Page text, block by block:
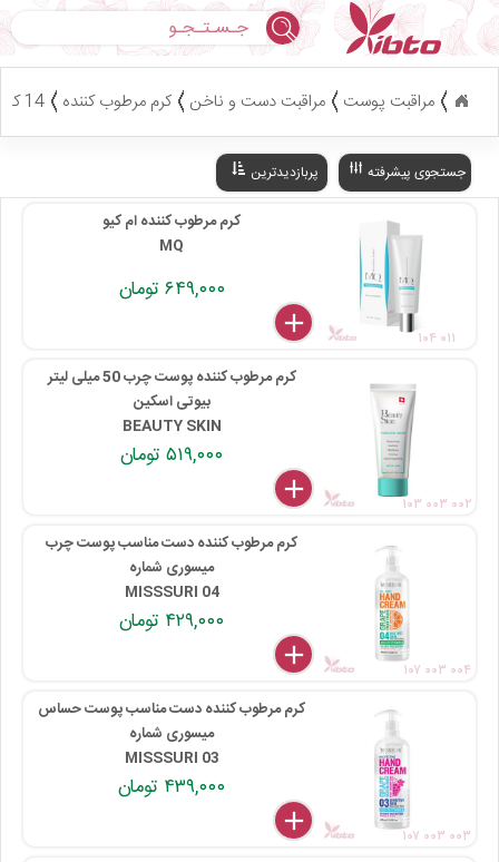
جستجو
مراقبت پوست مراقبت دست و ناخن کرم مرطوب کننده 14 کالا
جستجوی پیشرفته پربازدیدترین
کرم مرطوب کننده ام کیو
MQ
۶۴۹,۰۰۰ تومان
delete
remove
add
۱۰۴ ۰۱۱
کرم مرطوب کننده پوست چرب 50 میلی لیتر
بیوتی اسکین
BEAUTY SKIN
۵۱۹,۰۰۰ تومان
delete
remove
add
۱۰۳ ۰۰۳ ۰۰۲
کرم مرطوب کننده دست مناسب پوست چرب
میسوری شماره
MISSSURI 04
۴۲۹,۰۰۰ تومان
delete
remove
add
۱۰۷ ۰۰۳ ۰۰۴
کرم مرطوب کننده دست مناسب پوست حساس
میسوری شماره
MISSSURI 03
۴۳۹,۰۰۰ تومان
delete
remove
add
۱۰۷ ۰۰۳ ۰۰۳